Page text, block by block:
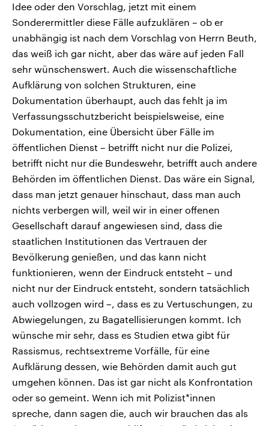
Idee oder den Vorschlag, jetzt mit einem
Sonderermittler diese Fälle aufzuklären – ob er
unabhängig ist nach dem Vorschlag von Herrn Beuth,
das weiß ich gar nicht, aber das wäre auf jeden Fall
sehr wünschenswert. Auch die wissenschaftliche
Aufklärung von solchen Strukturen, eine
Dokumentation überhaupt, auch das fehlt ja im
Verfassungsschutzbericht beispielsweise, eine
Dokumentation, eine Übersicht über Fälle im
öffentlichen Dienst – betrifft nicht nur die Polizei,
betrifft nicht nur die Bundeswehr, betrifft auch andere
Behörden im öffentlichen Dienst. Das wäre ein Signal,
dass man jetzt genauer hinschaut, dass man auch
nichts verbergen will, weil wir in einer offenen
Gesellschaft darauf angewiesen sind, dass die
staatlichen Institutionen das Vertrauen der
Bevölkerung genießen, und das kann nicht
funktionieren, wenn der Eindruck entsteht – und
nicht nur der Eindruck entsteht, sondern tatsächlich
auch vollzogen wird –, dass es zu Vertuschungen, zu
Abwiegelungen, zu Bagatellisierungen kommt. Ich
wünsche mir sehr, dass es Studien etwa gibt für
Rassismus, rechtsextreme Vorfälle, für eine
Aufklärung dessen, wie Behörden damit auch gut
umgehen können. Das ist gar nicht als Konfrontation
oder so gemeint. Wenn ich mit Polizist*innen
spreche, dann sagen die, auch wir brauchen das als